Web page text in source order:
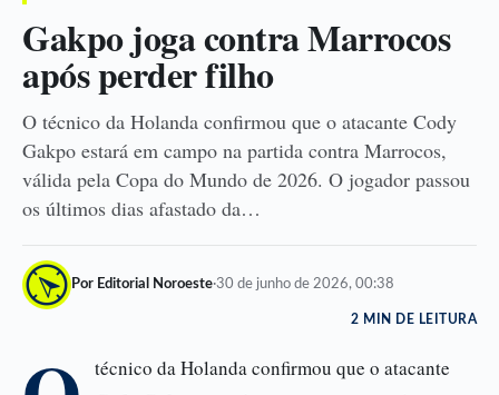
Gakpo joga contra Marrocos
após perder filho
O técnico da Holanda confirmou que o atacante Cody
Gakpo estará em campo na partida contra Marrocos,
válida pela Copa do Mundo de 2026. O jogador passou
os últimos dias afastado da…
Por Editorial Noroeste·30 de junho de 2026, 00:38
2 MIN DE LEITURA
técnico da Holanda confirmou que o atacante